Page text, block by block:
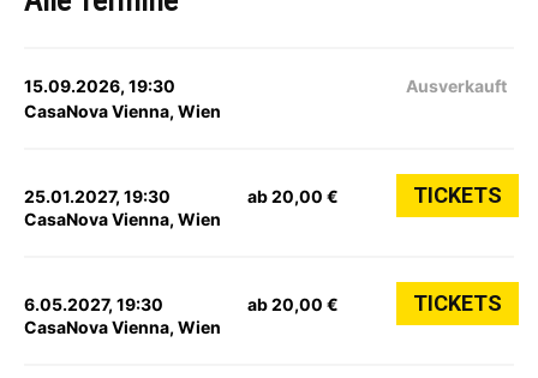
15.09.2026, 19:30
CasaNova Vienna, Wien
Ausverkauft
25.01.2027, 19:30
CasaNova Vienna, Wien
ab 20,00 € TICKETS
6.05.2027, 19:30
CasaNova Vienna, Wien
ab 20,00 € TICKETS